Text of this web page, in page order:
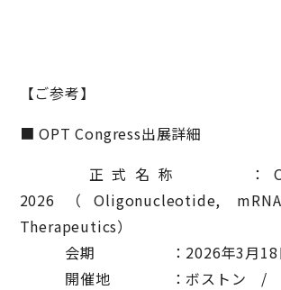
【ご参考】
■ OPT Congress出展詳細
正式名称 ：OPT
2026（Oligonucleotide,
Therapeutics）
会期 ：2026年3月18日
開催地 ：ボストン /